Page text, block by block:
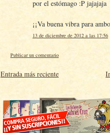
por el estómago :P jajajaja
¡¡Va buena vibra para
13 de diciembre de 2012 a las 17:56
Publicar un comentario
Entrada más reciente